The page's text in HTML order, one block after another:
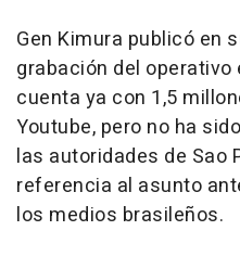
Gen Kimura publicó en
grabación del operativo
cuenta ya con 1,5
Youtube, pero no ha
las autoridades de Sao
referencia al asunto
los medios brasileños.